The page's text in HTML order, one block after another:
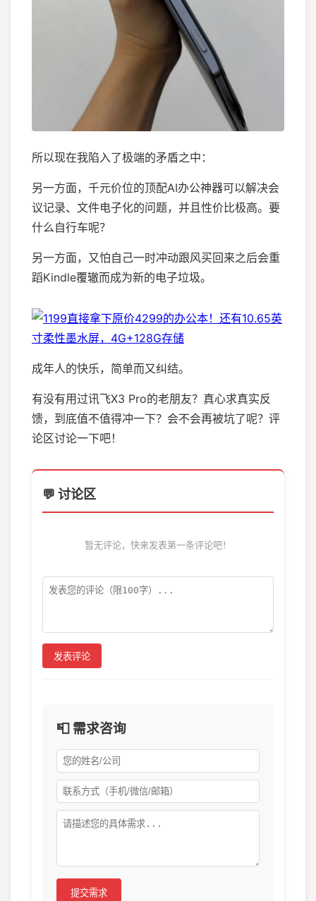
所以现在我陷入了极端的矛盾之中：
另一方面，千元价位的顶配AI办公神器可以解决会
议记录、文件电子化的问题，并且性价比极高。要
什么自行车呢？
另一方面，又怕自己一时冲动跟风买回来之后会重
蹈Kindle覆辙而成为新的电子垃圾。
成年人的快乐，简单而又纠结。
有没有用过讯飞X3 Pro的老朋友？真心求真实反
馈，到底值不值得冲一下？会不会再被坑了呢？评
论区讨论一下吧！
💬 讨论区
暂无评论，快来发表第一条评论吧！
发表评论
📮 需求咨询
提交需求